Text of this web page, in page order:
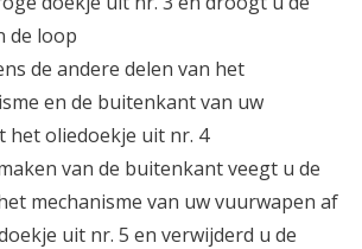
de loop
de andere delen van het
en de buitenkant van uw
het oliedoekje uit nr. 4
van de buitenkant veegt u de
mechanisme van uw vuurwapen af
uit nr. 5 en verwijderd u de